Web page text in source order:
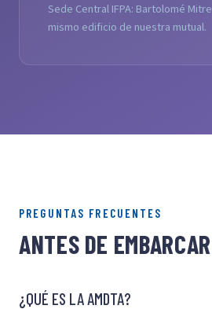
Sede Central IFPA: Bartolomé
mismo edificio de nuestra mutual.
PREGUNTAS FRECUENTES
ANTES DE EMBARCAR
¿QUÉ ES LA AMDTA?